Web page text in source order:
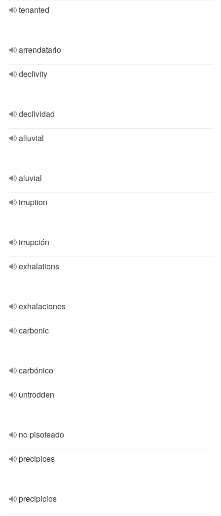
tenanted
arrendatario
declivity
declividad
alluvial
aluvial
irruption
irrupción
exhalations
exhalaciones
carbonic
carbónico
untrodden
no pisoteado
precipices
precipicios